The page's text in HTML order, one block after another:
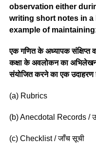
observation either
writing short notes in a
example of
एक गणित के अध्यापक संक्षिप्त
कक्षा के अवलोकन का अभिलेखन
संयोजित करने का एक उदाहरण
(a) Rubrics
(b) Anecdotal Records /
(c) Checklist / जाँच सूची